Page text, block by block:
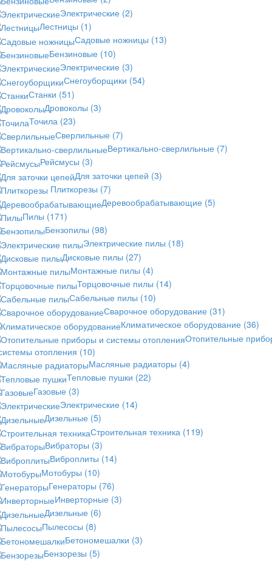
Электрические (2)
Лестницы (1)
Садовые ножницы (13)
Бензиновые (10)
Электрические (3)
Снегоуборщики (54)
Станки (51)
Дровоколы (3)
Точила (23)
Сверлильные (7)
Вертикально-сверлильные (7)
Рейсмусы (3)
Для заточки цепей (3)
Плиткорезы (7)
Деревообрабатывающие (5)
Пилы (171)
Бензопилы (98)
Электрические пилы (18)
Дисковые пилы (27)
Монтажные пилы (4)
Торцовочные пилы (14)
Сабельные пилы (10)
Сварочное оборудование (31)
Климатическое оборудование (36)
Отопительные
отопления (10)
Масляные радиаторы (4)
Тепловые пушки (22)
Газовые (3)
Электрические (14)
Дизельные (5)
Строительная техника (119)
Вибраторы (3)
Виброплиты (14)
Мотобуры (10)
Генераторы (76)
Инверторные (3)
Дизельные (6)
Пылесосы (8)
Бетономешалки (3)
Бензорезы (5)